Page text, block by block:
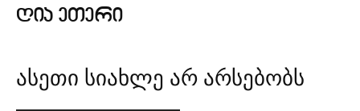
ᲦᲘᲐ ᲔᲗᲔᲠᲘ
ასეთი სიახლე არ არსებობს